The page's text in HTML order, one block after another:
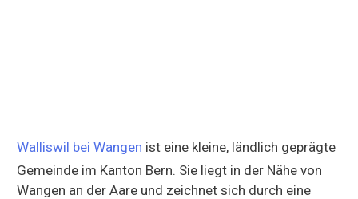
Walliswil bei Wangen ist eine kleine, ländlich geprägte
Gemeinde im Kanton Bern. Sie liegt in der Nähe von
Wangen an der Aare und zeichnet sich durch eine